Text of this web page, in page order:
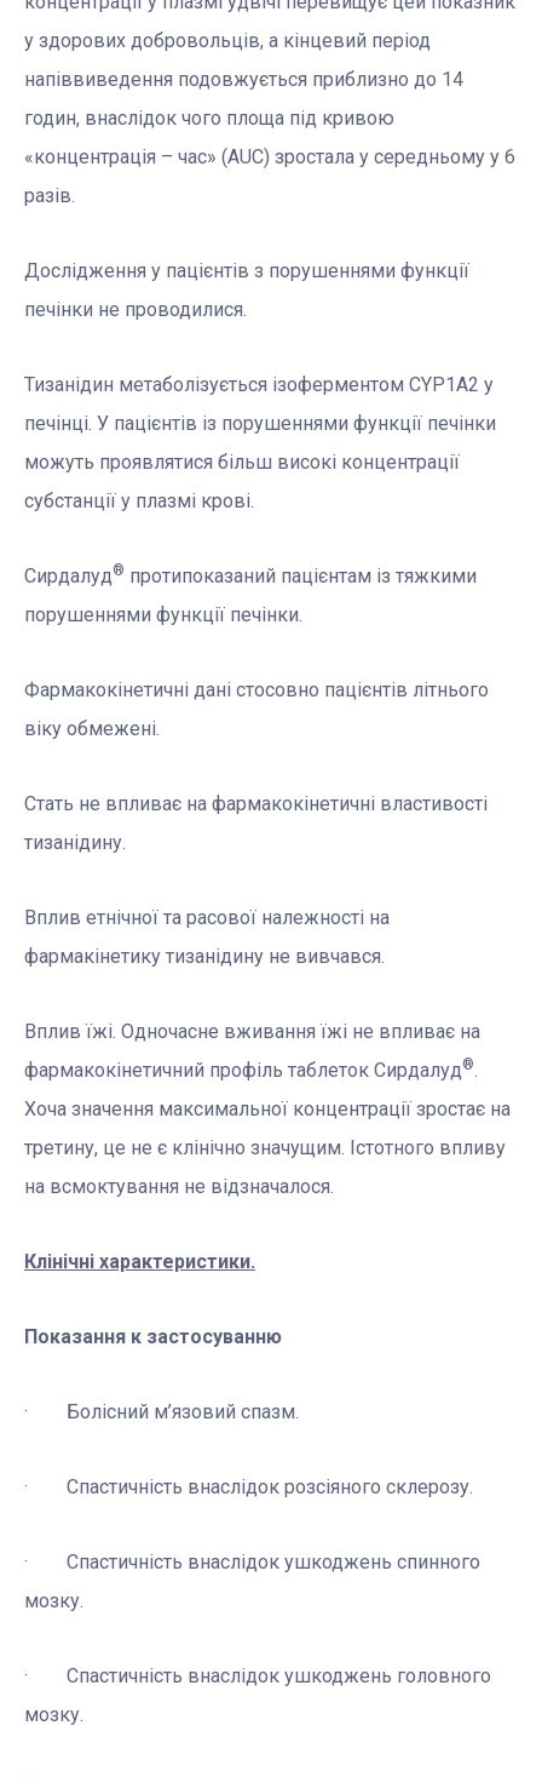
у здорових добровольців, а кінцевий період
напіввиведення подовжується приблизно до 14
годин, внаслідок чого площа під кривою
«концентрація – час» (АUС) зростала у середньому у 6
разів.
Дослідження у пацієнтів з порушеннями функції
печінки не проводилися.
Тизанідин метаболізується ізоферментом CYP1A2 у
печінці. У пацієнтів із порушеннями функції печінки
можуть проявлятися більш високі концентрації
субстанції у плазмі крові.
Сирдалуд® протипоказаний пацієнтам із тяжкими
порушеннями функції печінки.
Фармакокінетичні дані стосовно пацієнтів літнього
віку обмежені.
Стать не впливає на фармакокінетичні властивості
тизанідину.
Вплив етнічної та расової належності на
фармакінетику тизанідину не вивчався.
Вплив їжі. Одночасне вживання їжі не впливає на
фармакокінетичний профіль таблеток Сирдалуд®.
Хоча значення максимальної концентрації зростає на
третину, це не є клінічно значущим. Істотного впливу
на всмоктування не відзначалося.
Клінічні характеристики.
Показання к застосуванню
· Болісний м’язовий спазм.
· Спастичність внаслідок розсіяного склерозу.
· Спастичність внаслідок ушкоджень спинного
мозку.
· Спастичність внаслідок ушкоджень головного
мозку.